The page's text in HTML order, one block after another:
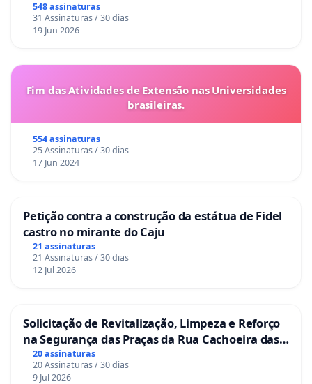
548 assinaturas
31 Assinaturas / 30 dias
19 Jun 2026
Fim das Atividades de Extensão nas Universidades
brasileiras.
554 assinaturas
25 Assinaturas / 30 dias
17 Jun 2024
Petição contra a construção da estátua de Fidel
castro no mirante do Caju
21 assinaturas
21 Assinaturas / 30 dias
12 Jul 2026
Solicitação de Revitalização, Limpeza e Reforço
na Segurança das Praças da Rua Cachoeira das
Sete Ilhas
20 assinaturas
20 Assinaturas / 30 dias
9 Jul 2026